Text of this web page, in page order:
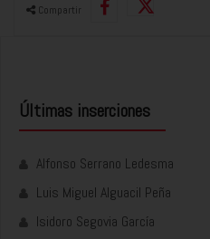
Compartir
Últimas inserciones
Alfonso Serrano Ledesma
Luis Miguel Alguacil Peña
Isidoro Segovia García